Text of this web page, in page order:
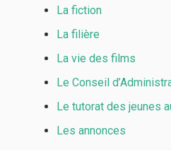
La fiction
La filière
La vie des films
Le Conseil
Le tutorat des jeunes
Les annonces